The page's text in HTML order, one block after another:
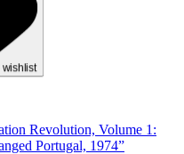
wishlist
Revolution, Volume 1:
Portugal, 1974”